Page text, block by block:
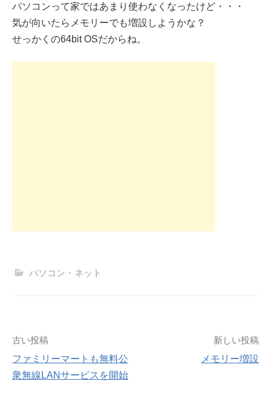
パソコンって家ではあまり使わなくなったけど・・・
気が向いたらメモリーでも増設しようかな？
せっかくの64bit OSだからね。
パソコン・ネット
投
稿
古い投稿
ファミリーマートも無料公
衆無線LANサービスを開始
新しい投稿
メモリー増設